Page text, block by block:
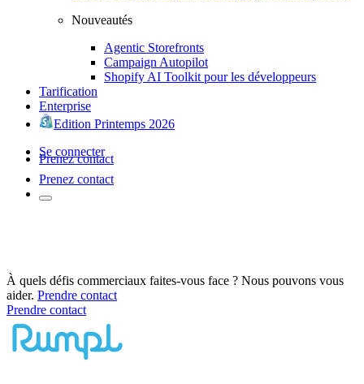
Nouveautés
Agentic Storefronts
Campaign Autopilot
Shopify AI Toolkit pour les développeurs
Tarification
Enterprise
Edition Printemps 2026
Se connecter
Prenez contact
Prenez contact
À quels défis commerciaux faites-vous face ? Nous pouvons vous
aider. Prendre contact
Prendre contact